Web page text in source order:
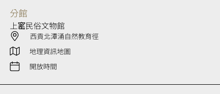
分館
上窰民俗文物館
西貢北潭涌自然教育徑
地理資訊地圖
開放時間